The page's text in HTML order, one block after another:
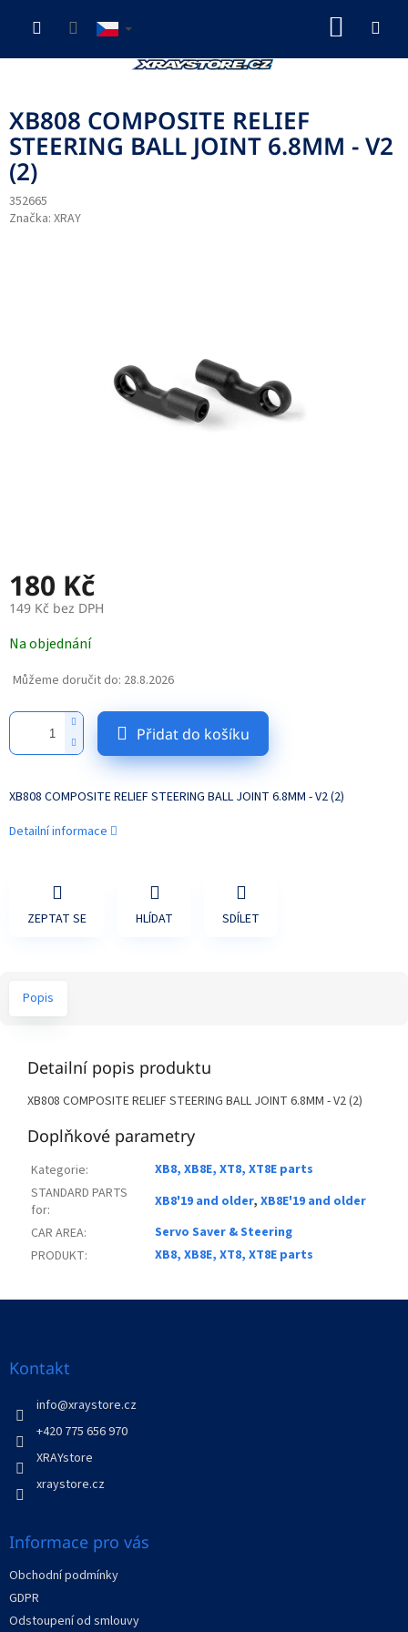
XB808 COMPOSITE RELIEF
STEERING BALL JOINT 6.8MM - V2
(2)
352665
Značka: XRAY
180 Kč
149 Kč bez DPH
cena:
Na objednání
Můžeme doručit do: 28.8.2026
Přidat do košíku
XB808 COMPOSITE RELIEF STEERING BALL JOINT 6.8MM - V2 (2)
Detailní informace
ZEPTAT SE HLÍDAT SDÍLET
Popis
Detailní popis produktu
XB808 COMPOSITE RELIEF STEERING BALL JOINT 6.8MM - V2 (2)
Doplňkové parametry
Kategorie:
XB8, XB8E, XT8, XT8E parts
STANDARD PARTS
for: XB8'19 and older, XB8E'19 and older
CAR AREA:
Servo Saver & Steering
PRODUKT: XB8, XB8E, XT8, XT8E parts
Kontakt
info@xraystore.cz
+420 775 656 970
XRAYstore
xraystore.cz
Informace pro vás
Obchodní podmínky
GDPR
Odstoupení od smlouvy